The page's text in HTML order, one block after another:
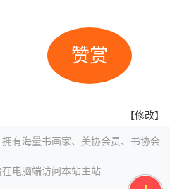
赞赏
【修改】
有海量书画家、美协会员、书协会
电脑端访问本站主站